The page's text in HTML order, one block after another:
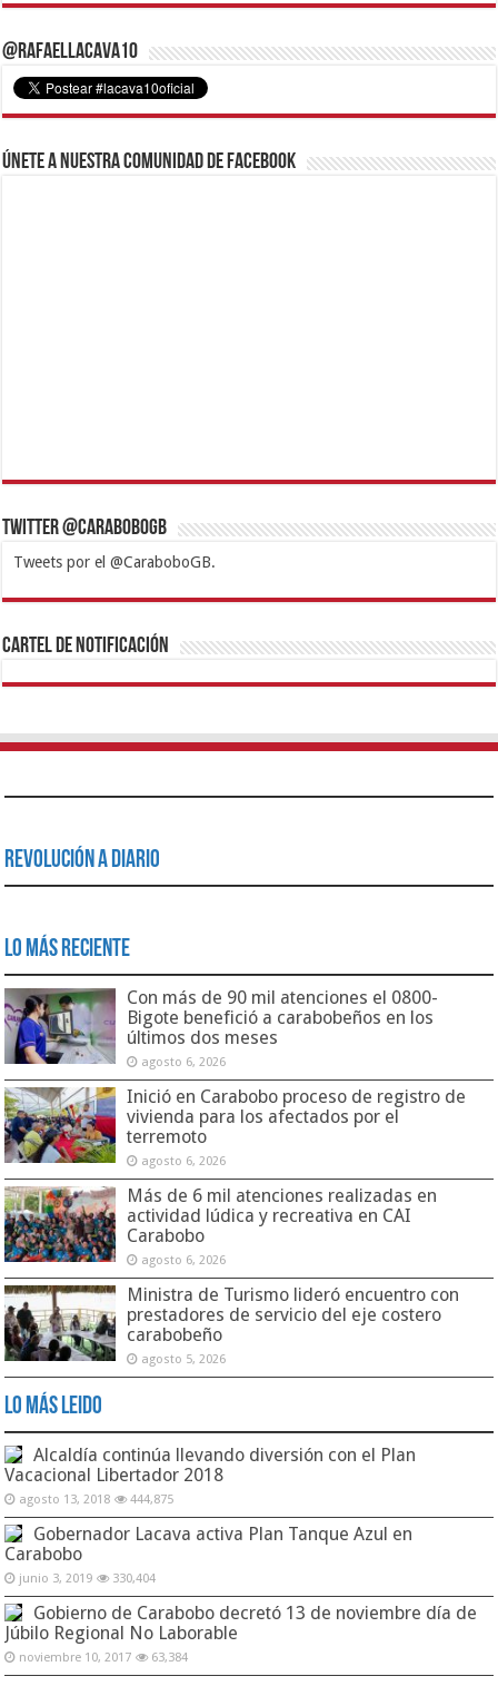
@RafaelLacava10
Únete a nuestra comunidad de Facebook
Twitter @CaraboboGB
Tweets por el @CaraboboGB.
1xbetBetturkeyBetistKralbetSupertotobetTipobetMatadorbetMariobet
https://mvbcasino.com/
Cartel de Notificación
Revolución a Diario
Lo Más Reciente
Con más de 90 mil atenciones el 0800-
Bigote benefició a carabobeños en los
últimos dos meses
agosto 6, 2026
Inició en Carabobo proceso de registro de
vivienda para los afectados por el
terremoto
agosto 6, 2026
Más de 6 mil atenciones realizadas en
actividad lúdica y recreativa en CAI
Carabobo
agosto 6, 2026
Ministra de Turismo lideró encuentro con
prestadores de servicio del eje costero
carabobeño
agosto 5, 2026
Lo Más Leido
Alcaldía continúa llevando diversión con el Plan
Vacacional Libertador 2018
agosto 13, 2018 444,875
Gobernador Lacava activa Plan Tanque Azul en
Carabobo
junio 3, 2019 330,404
Gobierno de Carabobo decretó 13 de noviembre día de
Júbilo Regional No Laborable
noviembre 10, 2017 63,384